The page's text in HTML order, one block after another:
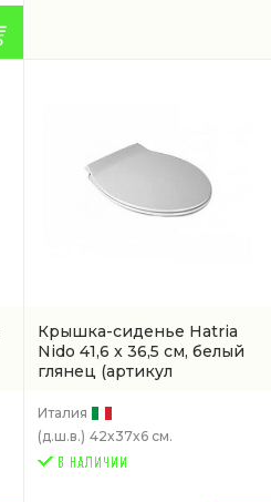
Крышка-сиденье Hatria
Nido 41,6 x 36,5 см, белый
глянец (артикул
Италия
(д.ш.в.) 42x37x6 см.